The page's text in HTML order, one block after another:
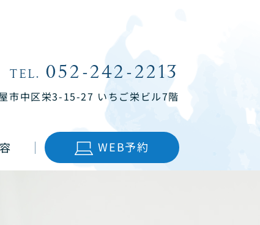
TEL. 052-242-2213
市中区栄3-15-27 いちご栄ビル7階
WEB予約